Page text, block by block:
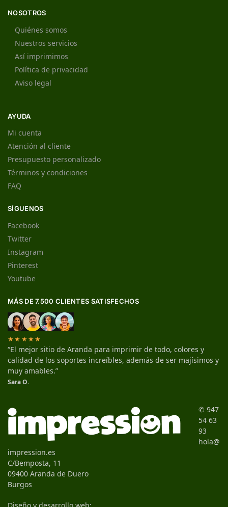
NOSOTROS
Quiénes somos
Nuestros servicios
Así imprimimos
Política de privacidad
Aviso legal
AYUDA
Mi cuenta
Atención al cliente
Presupuesto personalizado
Términos y condiciones
FAQ
SÍGUENOS
Facebook
Twitter
Instagram
Pinterest
Youtube
MÁS DE 7.500 CLIENTES SATISFECHOS
★★★★★
“El mejor sitio de Aranda para imprimir de todo, colores y
calidad de los soportes increíbles, además de ser majísimos y
muy amables.”
Sara O.
✆ 947
54 63
93
hola@
impression.es
C/Bemposta, 11
09400 Aranda de Duero
Burgos
Diseño y desarrollo web: